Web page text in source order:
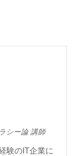
シー論 講師
験のIT企業に